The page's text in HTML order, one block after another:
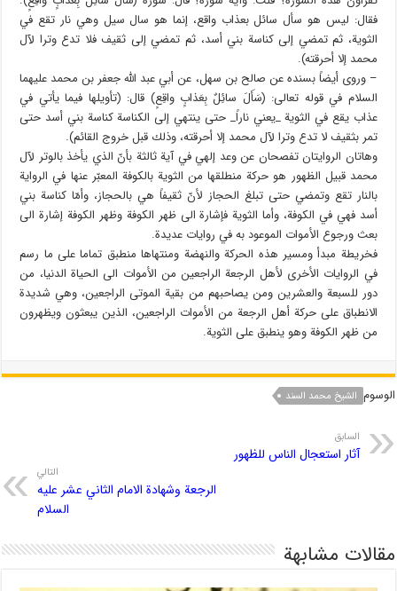
فقال: ليس هو سأل سائل بعذاب واقع، إنما هو سال سيل وهي نار تقع في
الثوية، ثم تمضي إلى كناسة بني أسد، ثم تمضي إلى ثقيف فلا تدع وترا لآل
محمد إلا أحرقته).
– وروى أيضاً بسنده عن صالح بن سهل، عن أبي عبد الله جعفر بن محمد عليهما
السلام في قوله تعالى: (سَأَلَ سائِلٌ بِعَذابٍ واقِعٍ) قال: (تأويلها فيما يأتي في
عذاب يقع في الثوية _يعني ناراً_ حتى ينتهي إلى الكناسة كناسة بني أسد حتى
تمر بثقيف لا تدع وترا لآل محمد إلا أحرقته، وذلك قبل خروج القائم).
وهاتان الروايتان تفصحان عن وعد إلهي في آية ثالثة بأنّ الذي يأخذ بالوتر لآل
محمد قبيل الظهور هو حركة منطلقها من الثوية بالكوفة المعبّر عنها في الرواية
بالنار تقع وتمضي حتى تبلغ الحجاز لأنّ ثقيفاً هي بالحجاز، وأمّا كناسة بني
أسد فهي في الكوفة، وأما الثوية فإشارة الى ظهر الكوفة وظهر الكوفة إشارة الى
بعث ورجوع الأموات الموعود به في روايات عديدة.
فخريطة مبدأ ومسير هذه الحركة والنهضة ومنتهاها منطبق تماما على ما رسم
في الروايات الأخرى لأهل الرجعة الراجعين من الأموات الى الحياة الدنيا، من
دور للسبعة والعشرين ومن يصاحبهم من بقية الموتى الراجعين، وهي شديدة
الانطباق على حركة أهل الرجعة من الأموات الراجعين، الذين يبعثون ويظهرون
من ظهر الكوفة وهو ينطبق على الثوية.
الوسوم الشيخ محمد السند
السابق
آثار استعجال الناس للظهور
التالي
الرجعة وشهادة الامام الثاني عشر عليه
السلام
مقالات مشابهة